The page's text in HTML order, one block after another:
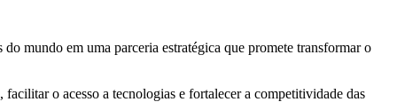
mundo em uma parceria estratégica que promete transformar o
o acesso a tecnologias e fortalecer a competitividade das